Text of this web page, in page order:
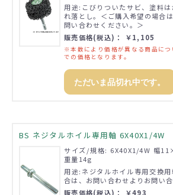
用途:こびりついたサビ、塗料
れ落とし。＜ご購入希望の場合
問い合わせください。＞
販売価格(税込)： ￥1,105
※本数により価格が異なる商品につ
での価格となります。
ただいま品切れ中です。
BS ネジタルホイル専用軸 6X40X1/4W
サイズ/規格: 6X40X1/4W 幅
重量14g
用途:ネジタルホイル専用交換
合は、お問い合わせよりお問い
販売価格(税込)： ￥493